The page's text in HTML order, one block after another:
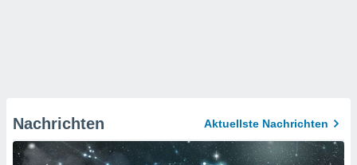
Nachrichten Aktuellste Nachrichten